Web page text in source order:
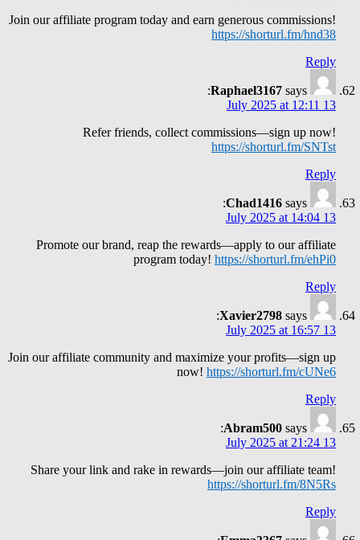
Join our affiliate program today and earn generous commissions!
https://shorturl.fm/hnd38
Reply
Raphael3167 says:
13 July 2025 at 12:11
Refer friends, collect commissions—sign up now!
https://shorturl.fm/SNTst
Reply
Chad1416 says:
13 July 2025 at 14:04
Promote our brand, reap the rewards—apply to our affiliate
program today! https://shorturl.fm/ehPi0
Reply
Xavier2798 says:
13 July 2025 at 16:57
Join our affiliate community and maximize your profits—sign up
now! https://shorturl.fm/cUNe6
Reply
Abram500 says:
13 July 2025 at 21:24
Share your link and rake in rewards—join our affiliate team!
https://shorturl.fm/8N5Rs
Reply